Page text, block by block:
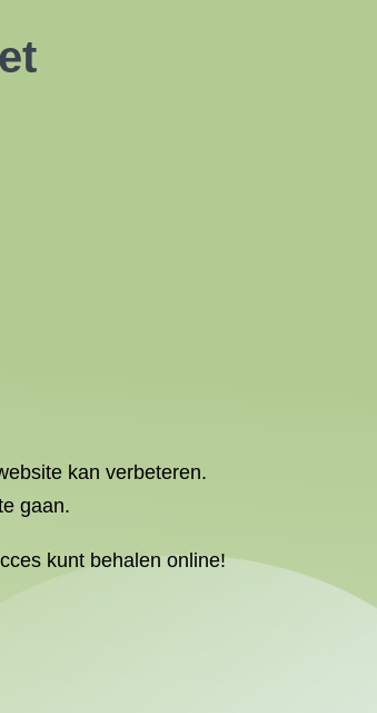
kan verbeteren.
gaan.
kunt behalen online!